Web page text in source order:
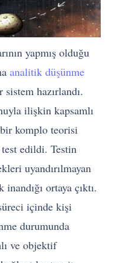
yapmış olduğu
analitik düşünme
hazırlandı.
ilişkin kapsamlı
komplo teorisi
edildi. Testin
uyandırılmayan
ortaya çıktı.
içinde kişi
durumunda
ve objektif